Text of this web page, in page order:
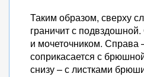
Таким образом, сверху
граничит с
и мочеточником. Справа
соприкасается с
снизу – с листками